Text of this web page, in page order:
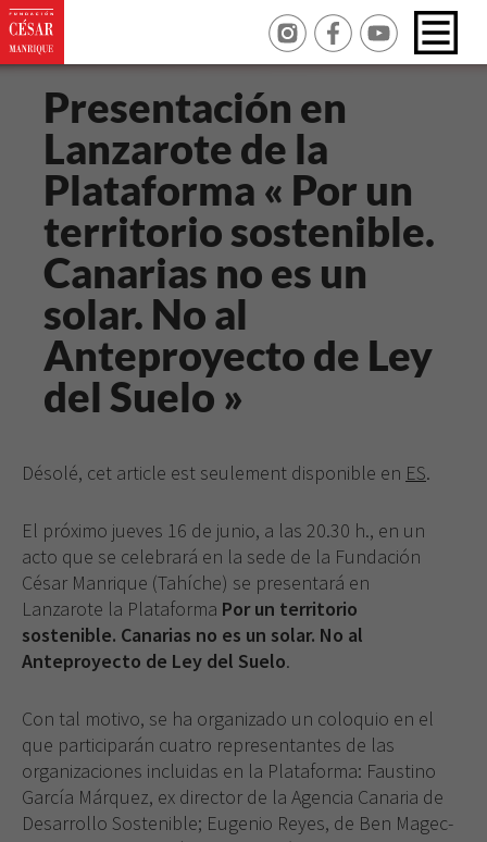
Presentación en
Lanzarote de la
Plataforma « Por un
territorio sostenible.
Canarias no es un
solar. No al
Anteproyecto de Ley
del Suelo »
Désolé, cet article est seulement disponible en ES.
El próximo jueves 16 de junio, a las 20.30 h., en un
acto que se celebrará en la sede de la Fundación
César Manrique (Tahíche) se presentará en
Lanzarote la Plataforma Por un territorio
sostenible. Canarias no es un solar. No al
Anteproyecto de Ley del Suelo.
Con tal motivo, se ha organizado un coloquio en el
que participarán cuatro representantes de las
organizaciones incluidas en la Plataforma: Faustino
García Márquez, ex director de la Agencia Canaria de
Desarrollo Sostenible; Eugenio Reyes, de Ben Magec-